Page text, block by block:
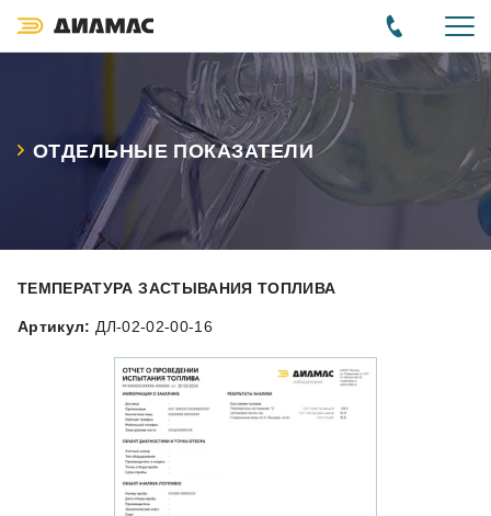
ОТДЕЛЬНЫЕ ПОКАЗАТЕЛИ
ТЕМПЕРАТУРА ЗАСТЫВАНИЯ ТОПЛИВА
Артикул: ДЛ-02-02-00-16